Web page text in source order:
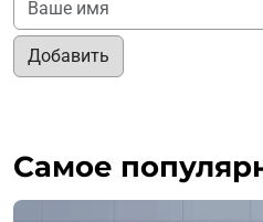
Добавить
Самое